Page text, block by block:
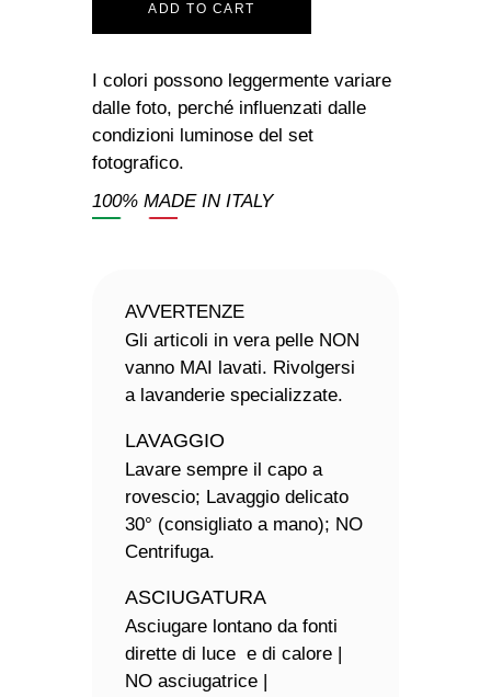
ADD TO CART
I colori possono leggermente variare
dalle foto, perché influenzati dalle
condizioni luminose del set
fotografico.
100% MADE IN ITALY
AVVERTENZE
Gli articoli in vera pelle NON
vanno MAI lavati. Rivolgersi
a lavanderie specializzate.
LAVAGGIO
Lavare sempre il capo a
rovescio; Lavaggio delicato
30° (consigliato a mano); NO
Centrifuga.
ASCIUGATURA
Asciugare lontano da fonti
dirette di luce e di calore |
NO asciugatrice |